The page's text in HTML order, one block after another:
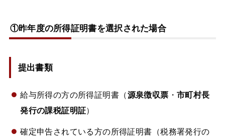
①昨年度の所得証明書を選択された場合
提出書類
給与所得の方の所得証明書（源泉徴収票 ・ 市町村長
発行の課税証明証）
確定申告されている方の所得証明書（税務署発行の